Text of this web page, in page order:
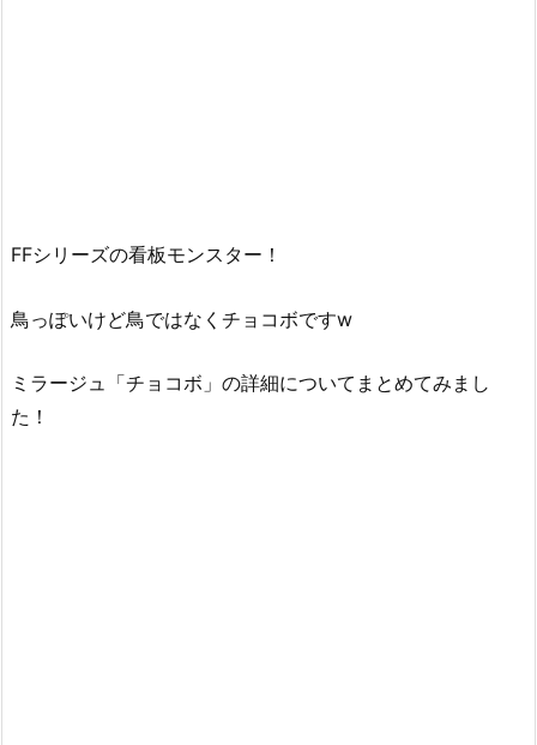
FFシリーズの看板モンスター！
鳥っぽいけど鳥ではなくチョコボですw
ミラージュ「チョコボ」の詳細についてまとめてみまし
た！